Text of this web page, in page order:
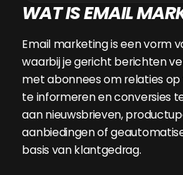
WAT IS EMAIL
Email marketing is een vorm
waarbij je gericht berichten
met abonnees om relaties
te informeren en conversies
aan nieuwsbrieven,
aanbiedingen of
basis van klantgedrag.